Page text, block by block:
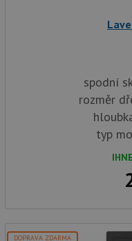
spodní
rozměr
typ
DOPRAVA ZDARMA